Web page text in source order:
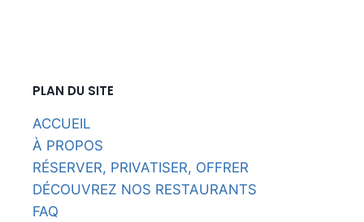
PLAN DU SITE
ACCUEIL
À PROPOS
RÉSERVER, PRIVATISER, OFFRER
DÉCOUVREZ NOS RESTAURANTS
FAQ